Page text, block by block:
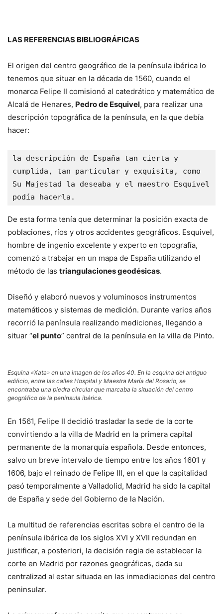
LAS REFERENCIAS BIBLIOGRÁFICAS
El origen del centro geográfico de la península ibérica lo
tenemos que situar en la década de 1560, cuando el
monarca Felipe II comisionó al catedrático y matemático de
Alcalá de Henares, Pedro de Esquivel, para realizar una
descripción topográfica de la península, en la que debía
hacer:
la descripción de España tan cierta y
cumplida, tan particular y exquisita, como
Su Majestad la deseaba y el maestro Esquivel
podía hacerla.
De esta forma tenía que determinar la posición exacta de
poblaciones, ríos y otros accidentes geográficos. Esquivel,
hombre de ingenio excelente y experto en topografía,
comenzó a trabajar en un mapa de España utilizando el
método de las triangulaciones geodésicas.
Diseñó y elaboró nuevos y voluminosos instrumentos
matemáticos y sistemas de medición. Durante varios años
recorrió la península realizando mediciones, llegando a
situar “el punto” central de la península en la villa de Pinto.
Esquina «Xata» en una imagen de los años 40. En la esquina del antiguo
edificio, entre las calles Hospital y Maestra María del Rosario, se
encontraba una piedra circular que marcaba la situación del centro
geográfico de la península ibérica.
En 1561, Felipe II decidió trasladar la sede de la corte
convirtiendo a la villa de Madrid en la primera capital
permanente de la monarquía española. Desde entonces,
salvo un breve intervalo de tiempo entre los años 1601 y
1606, bajo el reinado de Felipe III, en el que la capitalidad
pasó temporalmente a Valladolid, Madrid ha sido la capital
de España y sede del Gobierno de la Nación.
La multitud de referencias escritas sobre el centro de la
península ibérica de los siglos XVI y XVII redundan en
justificar, a posteriori, la decisión regia de establecer la
corte en Madrid por razones geográficas, dada su
centralizad al estar situada en las inmediaciones del centro
peninsular.